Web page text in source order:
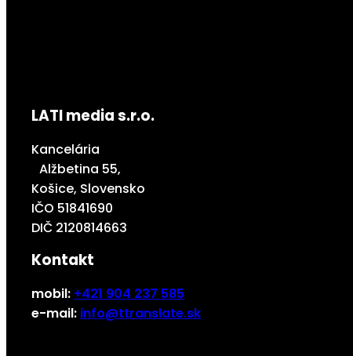
LATI media s.r.o.
Kancelária
Alžbetina 55,
Košice, Slovensko
IČO 51841690
DIČ 2120814663
Kontakt
mobil: +421 904 237 585
e-mail: info@ttranslate.sk